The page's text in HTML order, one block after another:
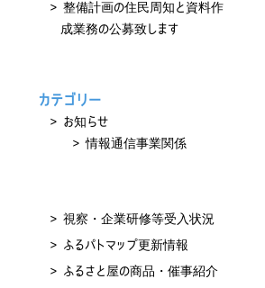
整備計画の住民周知と資料作
成業務の公募致します
カテゴリー
お知らせ
情報通信事業関係
視察・企業研修等受入状況
ふるパトマップ更新情報
ふるさと屋の商品・催事紹介